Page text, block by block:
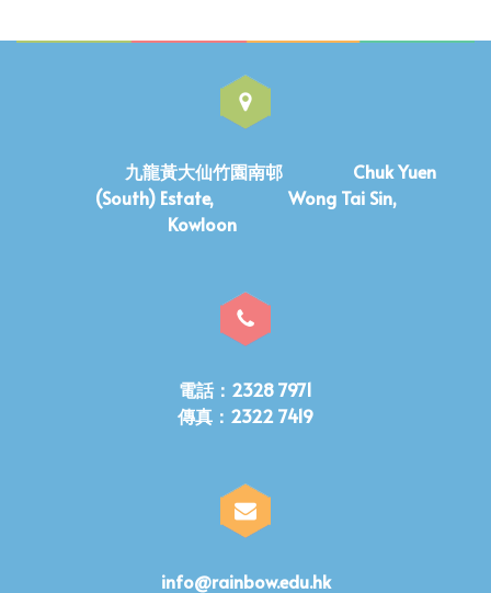
九龍黃大仙竹園南邨 Chuk Yuen
(South) Estate, Wong Tai Sin,
Kowloon
電話：2328 7971
傳真：2322 7419
info@rainbow.edu.hk